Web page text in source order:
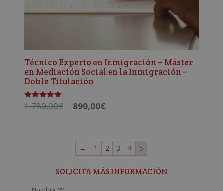
Técnico Experto en Inmigración + Máster
en Mediación Social en la Inmigración –
Doble Titulación
Valorado
con
1.780,00€
El
era:
1.780,00€.
890,00€El
es:
890,00€.
← 1 2 3 4 5
SOLICITA MÁS INFORMACIÓN